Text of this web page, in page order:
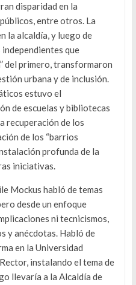
disparidad en la
entre otros. La
la alcaldía, y luego de
independientes que
del primero, transformaron
urbana y de inclusión.
estuvo el
de escuelas y bibliotecas
recuperación de los
de los “barrios
profunda de la
iniciativas.
Mockus habló de temas
desde un enfoque
ni tecnicismos,
y anécdotas. Habló de
en la Universidad
instalando el tema de
llevaría a la Alcaldía de